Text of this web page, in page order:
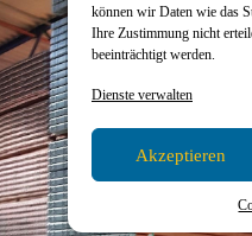
können wir Daten wie das
Ihre Zustimmung nicht
beeinträchtigt werden.
Dienste verwalten
Akzeptieren